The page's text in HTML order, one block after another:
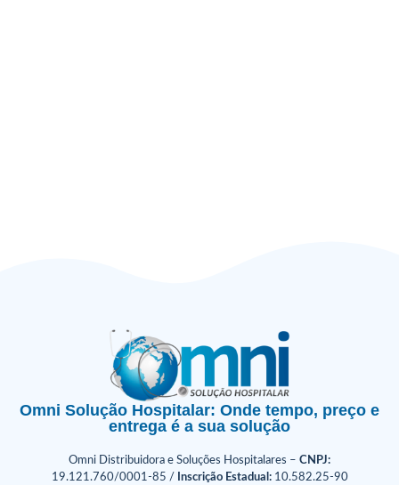
Omni Solução Hospitalar: Onde tempo, preço e
entrega é a sua solução
Omni Distribuidora e Soluções Hospitalares – CNPJ:
19.121.760/0001-85 /
Inscrição Estadual:10.582.25-90